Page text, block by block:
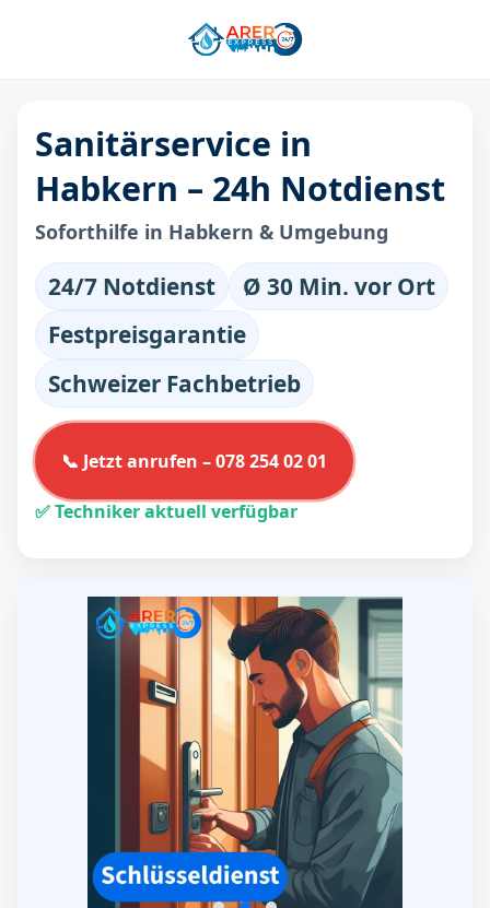
Sanitärservice in
Habkern – 24h Notdienst
Soforthilfe in Habkern & Umgebung
24/7 Notdienst
Ø 30 Min. vor Ort
Festpreisgarantie
Schweizer Fachbetrieb
📞 Jetzt anrufen – 078 254 02 01
✅ Techniker aktuell verfügbar